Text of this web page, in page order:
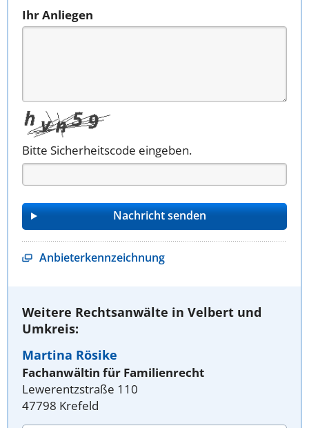
Ihr Anliegen
Bitte Sicherheitscode eingeben.
Anbieterkennzeichnung
Weitere Rechtsanwälte in Velbert und
Umkreis:
Martina Rösike
Fachanwältin für Familienrecht
Lewerentzstraße 110
47798 Krefeld